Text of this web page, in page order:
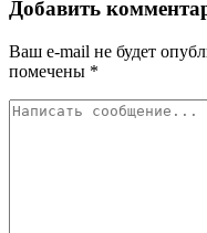
Добавить
Ваш e-mail не будет
помечены *